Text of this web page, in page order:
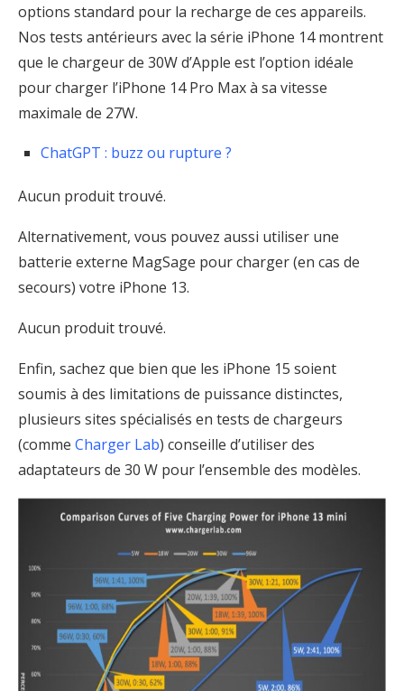
options standard pour la recharge de ces appareils.
Nos tests antérieurs avec la série iPhone 14 montrent
que le chargeur de 30W d’Apple est l’option idéale
pour charger l’iPhone 14 Pro Max à sa vitesse
maximale de 27W.
ChatGPT : buzz ou rupture ?
Aucun produit trouvé.
Alternativement, vous pouvez aussi utiliser une
batterie externe MagSage pour charger (en cas de
secours) votre iPhone 13.
Aucun produit trouvé.
Enfin, sachez que bien que les iPhone 15 soient
soumis à des limitations de puissance distinctes,
plusieurs sites spécialisés en tests de chargeurs
(comme Charger Lab) conseille d’utiliser des
adaptateurs de 30 W pour l’ensemble des modèles.